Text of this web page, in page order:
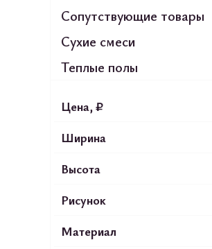
Сопутствующие товары
Сухие смеси
Теплые полы
Цена, ₽
Ширина
Высота
Рисунок
Материал